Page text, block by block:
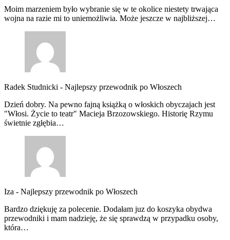
Moim marzeniem było wybranie się w te okolice niestety trwająca
wojna na razie mi to uniemożliwia. Może jeszcze w najbliższej…
Radek Studnicki - Najlepszy przewodnik po Włoszech
Dzień dobry. Na pewno fajną książką o włoskich obyczajach jest
"Włosi. Życie to teatr" Macieja Brzozowskiego. Historię Rzymu
świetnie zgłębia…
Iza - Najlepszy przewodnik po Włoszech
Bardzo dziękuję za polecenie. Dodałam juz do koszyka obydwa
przewodniki i mam nadzieję, że się sprawdzą w przypadku osoby,
która…